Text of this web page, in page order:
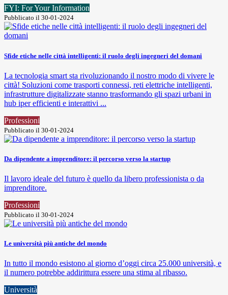
FYI: For Your Information
Pubblicato il 30-01-2024
Sfide etiche nelle città intelligenti: il ruolo degli ingegneri del domani
La tecnologia smart sta rivoluzionando il nostro modo di vivere le
città! Soluzioni come trasporti connessi, reti elettriche intelligenti,
infrastrutture digitalizzate stanno trasformando gli spazi urbani in
hub iper efficienti e interattivi ...
Professioni
Pubblicato il 30-01-2024
Da dipendente a imprenditore: il percorso verso la startup
Il lavoro ideale del futuro è quello da libero professionista o da
imprenditore.
Professioni
Pubblicato il 30-01-2024
Le università più antiche del mondo
In tutto il mondo esistono al giorno d’oggi circa 25.000 università, e
il numero potrebbe addirittura essere una stima al ribasso.
Università